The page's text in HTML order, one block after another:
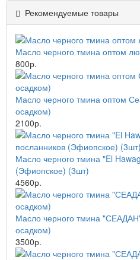
Рекомендуемые товары
Масло черного тмина оптом
800р.
Масло черного тмина оптом
осадком)
2100р.
Масло черного тмина "El
(Эфиопское) (3шт)
4560р.
Масло черного тмина
осадком)
3500р.